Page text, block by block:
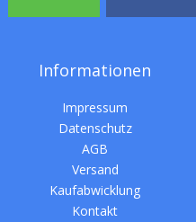
Informationen
Impressum
Datenschutz
AGB
Versand
Kaufabwicklung
Kontakt